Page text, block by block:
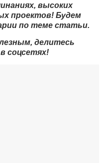
высоких
проектов! Будем
по теме статьи.
делитесь
соцсетях!